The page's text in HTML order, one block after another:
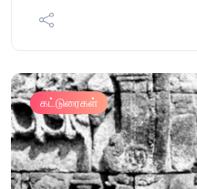
கட்டுரைகள்